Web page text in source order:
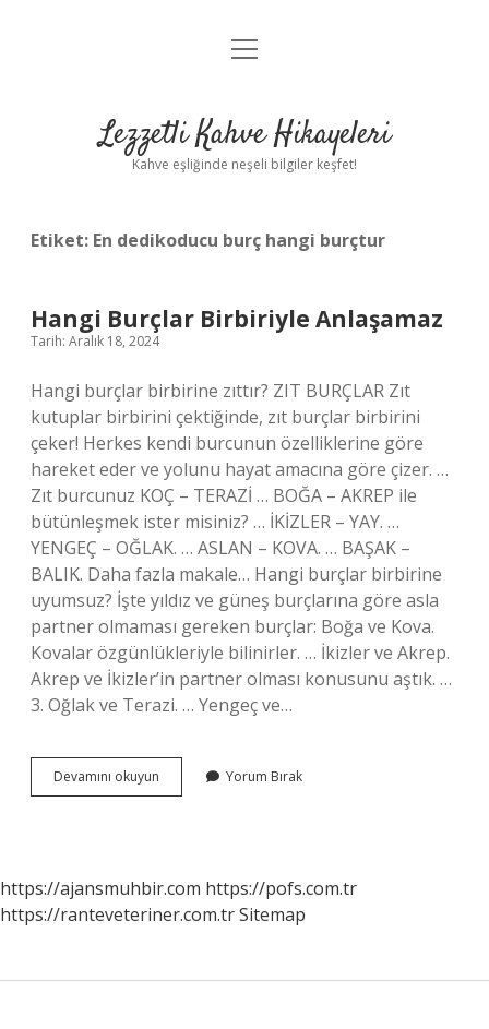
Anasayfa
Yasal Uyarı
menüyü
Lezzetli Kahve Hikayeleri
Kahve eşliğinde neşeli bilgiler keşfet!
Etiket: En dedikoducu burç hangi burçtur
Hangi Burçlar Birbiriyle Anlaşamaz
Tarih: Aralık 18, 2024
Hangi burçlar birbirine zıttır? ZIT BURÇLAR Zıt
kutuplar birbirini çektiğinde, zıt burçlar birbirini
çeker! Herkes kendi burcunun özelliklerine göre
hareket eder ve yolunu hayat amacına göre çizer. …
Zıt burcunuz KOÇ – TERAZİ … BOĞA – AKREP ile
bütünleşmek ister misiniz? … İKİZLER – YAY. …
YENGEÇ – OĞLAK. … ASLAN – KOVA. … BAŞAK –
BALIK. Daha fazla makale… Hangi burçlar birbirine
uyumsuz? İşte yıldız ve güneş burçlarına göre asla
partner olmaması gereken burçlar: Boğa ve Kova.
Kovalar özgünlükleriyle bilinirler. … İkizler ve Akrep.
Akrep ve İkizler’in partner olması konusunu aştık. …
3. Oğlak ve Terazi. … Yengeç ve…
Devamını okuyun
Burçlar
Yorum Bırak
https://ajansmuhbir.com https://pofs.com.tr
https://ranteveteriner.com.trSitemap